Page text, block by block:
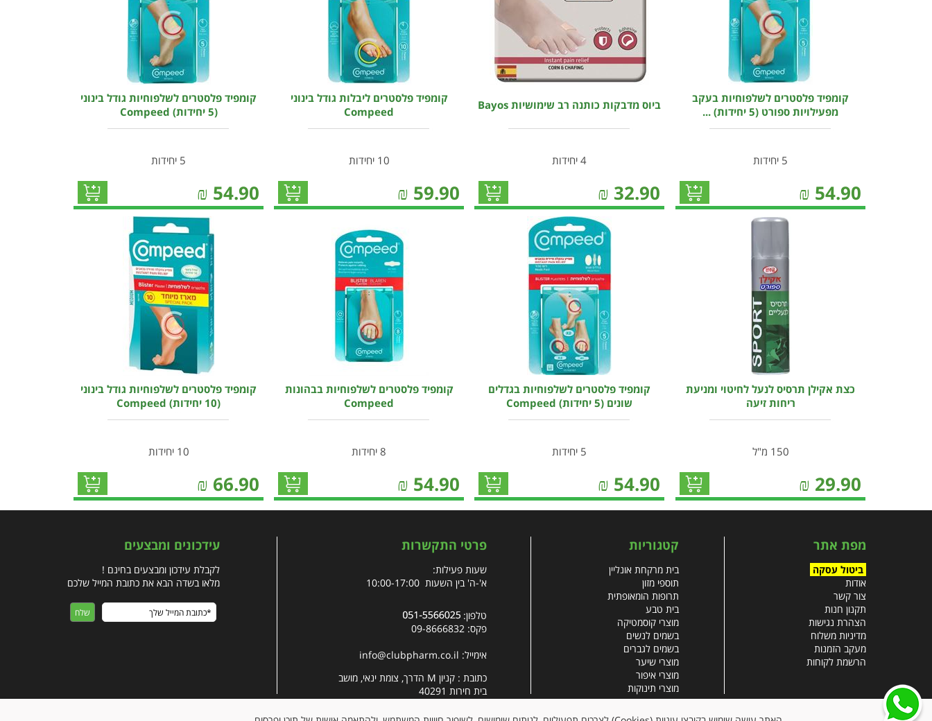
קומפיד פלסטרים לשלפוחיות בעקב
מפעילויות ספורט (5 יחידות) ...
5 יחידות
54.90
₪
ביוס מדבקות כותנה רב שימושיות Bayos
4 יחידות
32.90
₪
קומפיד פלסטרים ליבלות גודל בינוני
Compeed
10 יחידות
59.90
₪
קומפיד פלסטרים לשלפוחיות גודל בינוני
(5 יחידות) Compeed
5 יחידות
54.90
₪
כצת אקילן תרסיס לנעל לחיטוי ומניעת
ריחות זיעה
150 מ"ל
29.90
₪
קומפיד פלסטרים לשלפוחיות בגדלים
שונים (5 יחידות) Compeed
5 יחידות
54.90
₪
קומפיד פלסטרים לשלפוחיות בבהונות
Compeed
8 יחידות
54.90
₪
קומפיד פלסטרים לשלפוחיות גודל בינוני
(10 יחידות) Compeed
10 יחידות
66.90
₪
מפת אתר
ביטול עסקה
אודות
צור קשר
תקנון חנות
הצהרת נגישות
מדיניות משלוח
מעקב הזמנות
הרשמת לקוחות
קטגוריות
בית מרקחת אונליין
תוספי מזון
תרופות הומאופתית
בית טבע
מוצרי קוסמטיקה
בשמים לנשים
בשמים לגברים
מוצרי שיער
מוצרי איפור
מוצרי תינוקות
צבעי שיער
עזרים רפואיים
פרטי התקשרות
שעות פעילות:
א'-ה' בין השעות 10:00-17:00
טלפון:
פקס: 09-8666832
אימייל: info@clubpharm.co.il
כתובת : קניון M הדרך, צומת ינאי, מושב
בית חירות 40291
עידכונים ומבצעים
לקבלת עידכון ומבצעים בחינם !
מלאו בשדה הבא את כתובת המייל שלכם